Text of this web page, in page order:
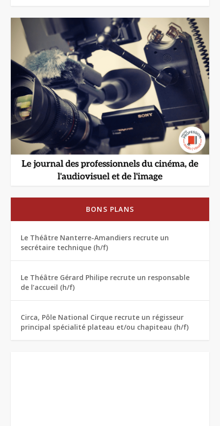
BONS PLANS
Le Théâtre Nanterre-Amandiers recrute un
secrétaire technique (h/f)
Le Théâtre Gérard Philipe recrute un responsable
de l’accueil (h/f)
Circa, Pôle National Cirque recrute un régisseur
principal spécialité plateau et/ou chapiteau (h/f)